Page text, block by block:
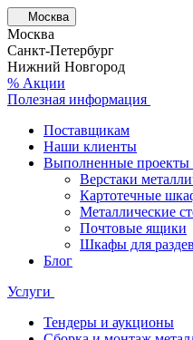
Москва
Москва
Санкт-Петербург
Нижний Новгород
% Акции
Полезная информация
Поставщикам
Наши клиенты
Выполненные проекты
Верстаки
Картотечные
Металлические
Почтовые ящики
Шкафы для
Блог
Услуги
Тендеры и аукционы